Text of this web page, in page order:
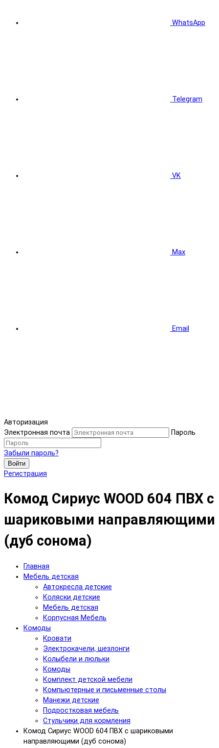
WhatsApp
Telegram
VK
Max
Email
Авторизация
Электронная почта
Пароль
Забыли пароль?
Войти
Регистрация
Комод Сириус WOOD 604 ПВХ с
шариковыми направляющими
(дуб сонома)
Главная
Мебель детская
Автокресла детские
Коляски детские
Мебель детская
Корпусная Мебель
Комоды
Кровати
Электрокачели, шезлонги
Колыбели и люльки
Комоды
Комплект детской мебели
Компьютерные и письменные столы
Манежи детские
Подростковая мебель
Стульчики для кормления
Комод Сириус WOOD 604 ПВХ с шариковыми
направляющими (дуб сонома)